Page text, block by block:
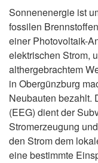
Sonnenenergie ist
fossilen
einer Photovoltaik-
elektrischen Strom,
althergebrachtem
in Obergünzburg
Neubauten bezahlt.
(EEG) dient der
Stromerzeugung
den Strom dem
eine bestimmte